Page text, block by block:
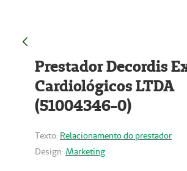
Prestador Decordis
Cardiológicos LTDA
(51004346-0)
Texto: Relacionamento do prestador
Design: Marketing